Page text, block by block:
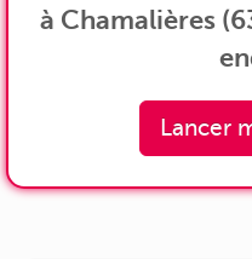
à Chamalières
Lancer